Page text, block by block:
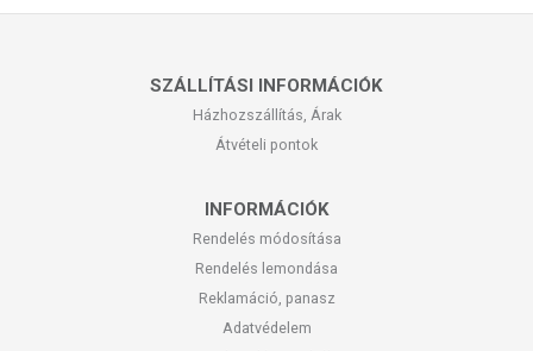
SZÁLLÍTÁSI INFORMÁCIÓK
Házhozszállítás, Árak
Átvételi pontok
INFORMÁCIÓK
Rendelés módosítása
Rendelés lemondása
Reklamáció, panasz
Adatvédelem